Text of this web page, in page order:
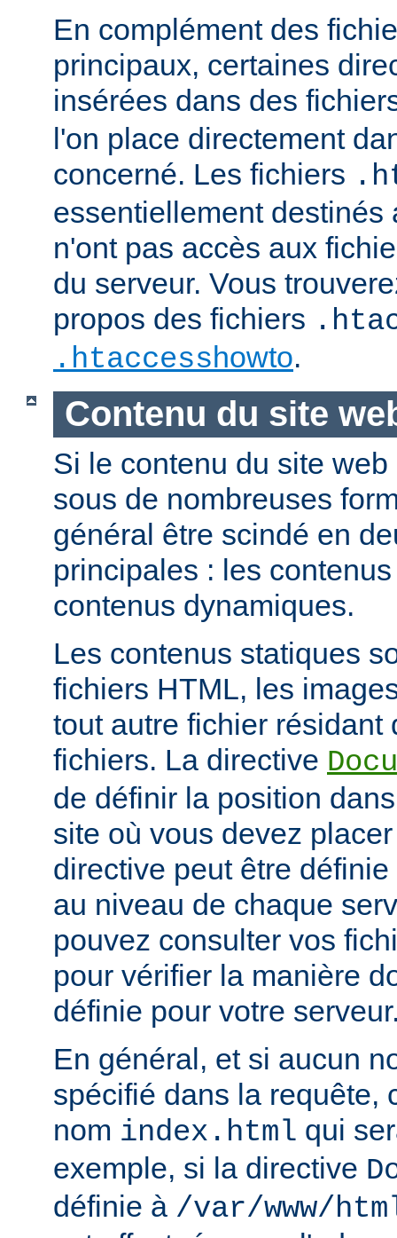
En complément des
principaux, certaines
insérées dans des
l'on place directement
concerné. Les fichiers
essentiellement destinés
n'ont pas accès aux
du serveur. Vous
propos des fichiers
.htaccesshowto.
Contenu du site
Si le contenu du site
sous de nombreuses
général être scindé en
principales : les
contenus dynamiques.
Les contenus statiques
fichiers HTML, les
tout autre fichier résidant
fichiers. La directive
de définir la position
site où vous devez
directive peut être
au niveau de chaque
pouvez consulter vos
pour vérifier la manière
définie pour votre
En général, et si aucun
spécifié dans la requête,
nom index.html qui
exemple, si la directive
définie à /var/www/